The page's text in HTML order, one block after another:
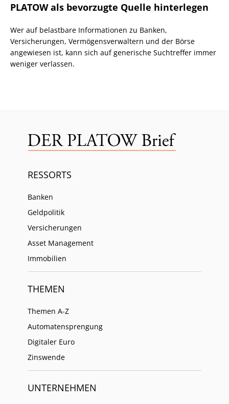
PLATOW als bevorzugte Quelle hinterlegen
Wer auf belastbare Informationen zu Banken,
Versicherungen, Vermögensverwaltern und der Börse
angewiesen ist, kann sich auf generische Suchtreffer immer
weniger verlassen.
RESSORTS
Banken
Geldpolitik
Versicherungen
Asset Management
Immobilien
THEMEN
Themen A-Z
Automatensprengung
Digitaler Euro
Zinswende
UNTERNEHMEN